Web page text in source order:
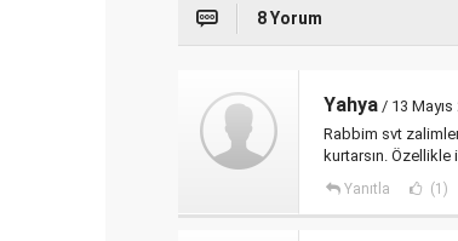
8 Yorum
Yahya / 13
Rabbim svt
kurtarsın.
Yanıtla (1)